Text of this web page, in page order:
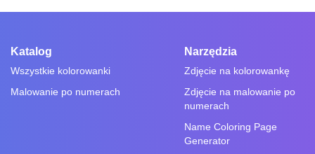
Katalog
Wszystkie kolorowanki
Malowanie po numerach
Narzędzia
Zdjęcie na kolorowankę
Zdjęcie na malowanie po
numerach
Name Coloring Page
Generator